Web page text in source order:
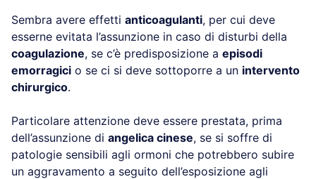
Sembra avere effetti anticoagulanti, per cui deve
esserne evitata l’assunzione in caso di disturbi della
coagulazione, se c’è predisposizione a episodi
emorragici o se ci si deve sottoporre a un intervento
chirurgico.
Particolare attenzione deve essere prestata, prima
dell’assunzione di angelica cinese, se si soffre di
patologie sensibili agli ormoni che potrebbero subire
un aggravamento a seguito dell’esposizione agli